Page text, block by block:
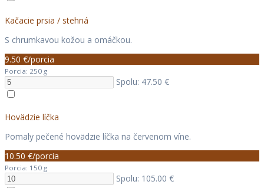
Kačacie prsia / stehná
S chrumkavou kožou a omáčkou.
9.50 €/porcia
Porcia: 250 g
Spolu: 47.50 €
Hovädzie líčka
Pomaly pečené hovädzie líčka na červenom víne.
10.50 €/porcia
Porcia: 150 g
Spolu: 105.00 €